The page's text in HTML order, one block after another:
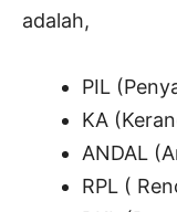
adalah,
PIL
KA
ANDAL
RPL (